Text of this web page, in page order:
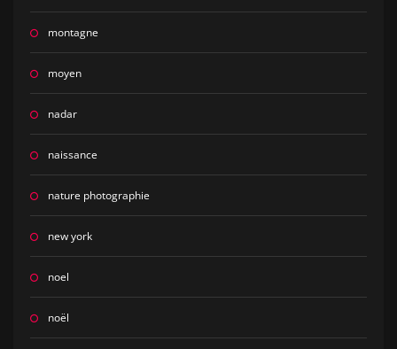
montagne
moyen
nadar
naissance
nature photographie
new york
noel
noël